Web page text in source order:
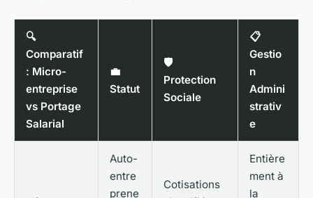
🔍
Comparatif
: Micro-
entreprise
vs Portage
Salarial
💼
Statut
🛡️
Protection
Sociale
📋
Gestio
n
Admini
strativ
e
Auto-
entre
prene
Cotisations
Entière
ment à
la